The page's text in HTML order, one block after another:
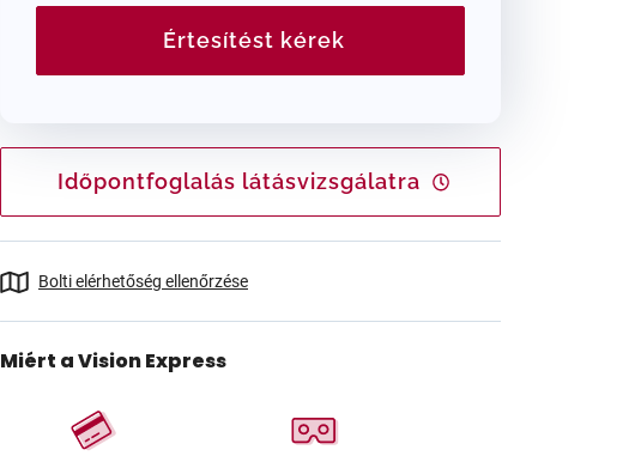
Értesítést kérek
Időpontfoglalás látásvizsgálatra
Bolti elérhetőség ellenőrzése
Miért a Vision Express